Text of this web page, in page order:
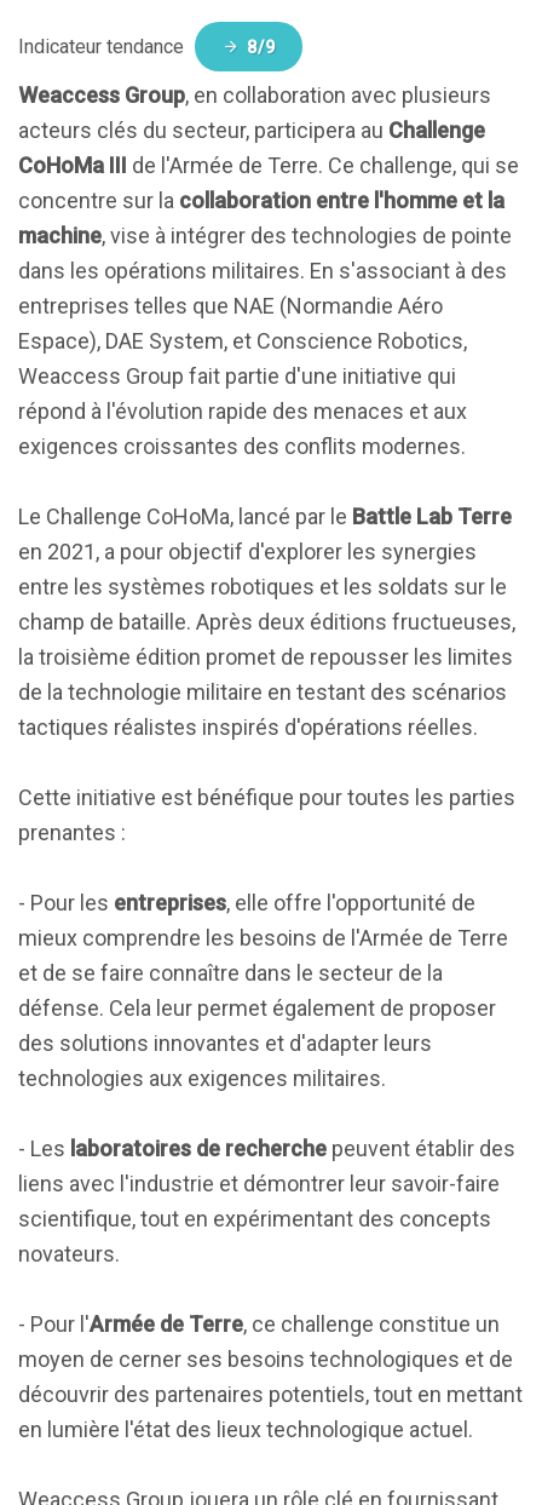
Indicateur tendance 8/9
Weaccess Group, en collaboration avec plusieurs
acteurs clés du secteur, participera au Challenge
CoHoMa III de l'Armée de Terre. Ce challenge, qui se
concentre sur la collaboration entre l'homme et la
machine, vise à intégrer des technologies de pointe
dans les opérations militaires. En s'associant à des
entreprises telles que NAE (Normandie Aéro
Espace), DAE System, et Conscience Robotics,
Weaccess Group fait partie d'une initiative qui
répond à l'évolution rapide des menaces et aux
exigences croissantes des conflits modernes.
Le Challenge CoHoMa, lancé par le Battle Lab Terre
en 2021, a pour objectif d'explorer les synergies
entre les systèmes robotiques et les soldats sur le
champ de bataille. Après deux éditions fructueuses,
la troisième édition promet de repousser les limites
de la technologie militaire en testant des scénarios
tactiques réalistes inspirés d'opérations réelles.
Cette initiative est bénéfique pour toutes les parties
prenantes :
- Pour les entreprises, elle offre l'opportunité de
mieux comprendre les besoins de l'Armée de Terre
et de se faire connaître dans le secteur de la
défense. Cela leur permet également de proposer
des solutions innovantes et d'adapter leurs
technologies aux exigences militaires.
- Les laboratoires de recherche peuvent établir des
liens avec l'industrie et démontrer leur savoir-faire
scientifique, tout en expérimentant des concepts
novateurs.
- Pour l'Armée de Terre, ce challenge constitue un
moyen de cerner ses besoins technologiques et de
découvrir des partenaires potentiels, tout en mettant
en lumière l'état des lieux technologique actuel.
Weaccess Group jouera un rôle clé en fournissant